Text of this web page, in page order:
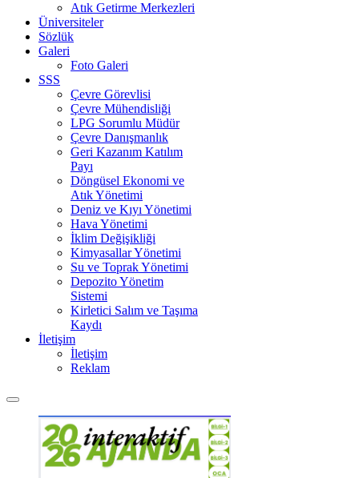
Atık Getirme Merkezleri
Üniversiteler
Sözlük
Galeri
Foto Galeri
SSS
Çevre Görevlisi
Çevre Mühendisliği
LPG Sorumlu Müdür
Çevre Danışmanlık
Geri Kazanım Katılım
Payı
Döngüsel Ekonomi ve
Atık Yönetimi
Deniz ve Kıyı Yönetimi
Hava Yönetimi
İklim Değişikliği
Kimyasallar Yönetimi
Su ve Toprak Yönetimi
Depozito Yönetim
Sistemi
Kirletici Salım ve Taşıma
Kaydı
İletişim
İletişim
Reklam